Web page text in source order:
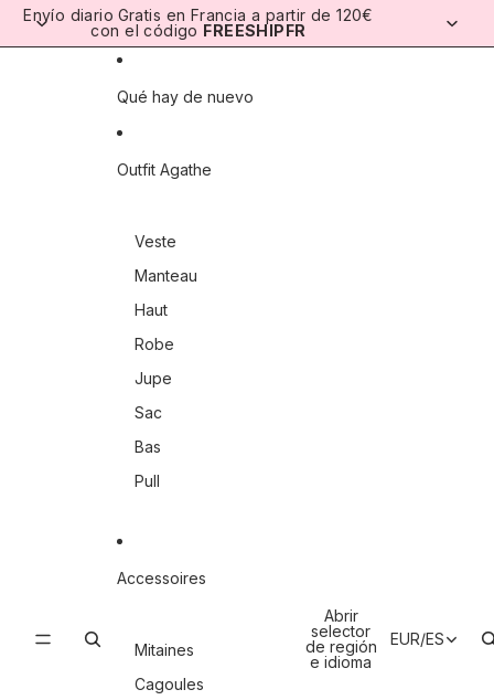
Envío diario Gratis en Francia a partir de 120€
con el código FREESHIPFR
Qué hay de nuevo
Outfit Agathe
Veste
Manteau
Haut
Robe
Jupe
Sac
Bas
Pull
Accessoires
Mitaines
Cagoules
Abrir
selector
de región
e idioma
EUR/ES